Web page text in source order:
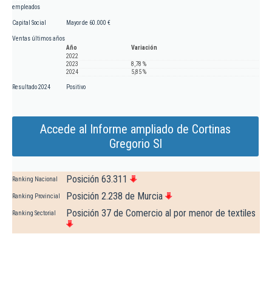
empleados
Capital Social Mayor de 60.000 €
Ventas últimos años
Año
Variación
2022
2023
8,78 %
2024
5,85 %
Resultado 2024 Positivo
Accede al Informe ampliado de Cortinas
Gregorio Sl
Ranking Nacional Posición 63.311
Ranking Provincial Posición 2.238 de Murcia
Ranking Sectorial Posición 37 de Comercio al por menor de textiles